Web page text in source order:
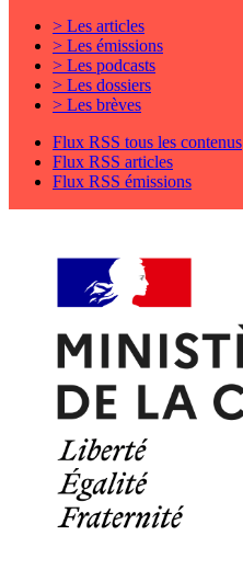
> Les articles
> Les émissions
> Les podcasts
> Les dossiers
> Les brèves
Flux RSS tous les contenus
Flux RSS articles
Flux RSS émissions